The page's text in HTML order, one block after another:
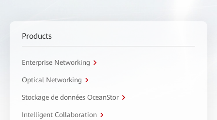
Products
Enterprise Networking
Optical Networking
Stockage de données OceanStor
Intelligent Collaboration